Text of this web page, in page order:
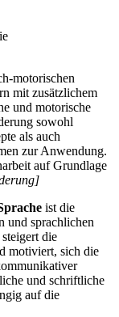
motorischen
mit zusätzlichem
und motorische
sowohl
als auch
zur Anwendung.
auf Grundlage
ist die
und sprachlichen
die
motiviert, sich die
und schriftliche
auf die